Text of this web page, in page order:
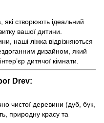
які створюють ідеальний
вашої дитини.
наші ліжка відрізняються
дизайном, який
дитячої кімнати.
Drev:
чистої деревини (дуб, бук,
природну красу та